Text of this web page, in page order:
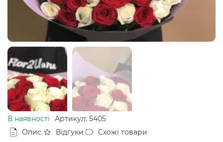
В наявності
Артикул: 5405
Опис
Відгуки Схожі товари